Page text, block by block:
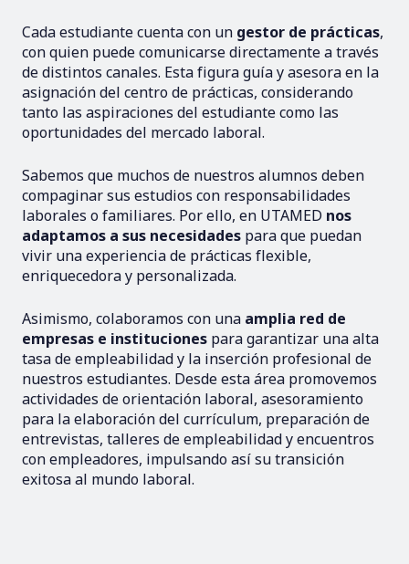
Cada estudiante cuenta con un gestor de prácticas,
con quien puede comunicarse directamente a través
de distintos canales. Esta figura guía y asesora en la
asignación del centro de prácticas, considerando
tanto las aspiraciones del estudiante como las
oportunidades del mercado laboral.
Sabemos que muchos de nuestros alumnos deben
compaginar sus estudios con responsabilidades
laborales o familiares. Por ello, en UTAMED nos
adaptamos a sus necesidades para que puedan
vivir una experiencia de prácticas flexible,
enriquecedora y personalizada.
Asimismo, colaboramos con una amplia red de
empresas e instituciones para garantizar una alta
tasa de empleabilidad y la inserción profesional de
nuestros estudiantes. Desde esta área promovemos
actividades de orientación laboral, asesoramiento
para la elaboración del currículum, preparación de
entrevistas, talleres de empleabilidad y encuentros
con empleadores, impulsando así su transición
exitosa al mundo laboral.